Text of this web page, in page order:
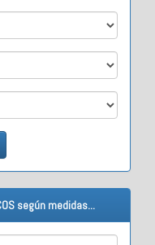
según medidas...